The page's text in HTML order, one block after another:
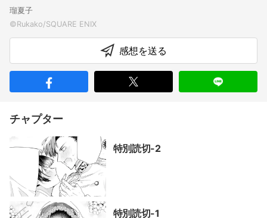
瑠夏子
感想を送る
チャプター
特別読切-2
特別読切-1